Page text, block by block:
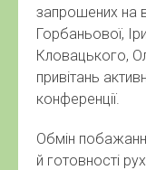
запрошених на
Горбаньової,
Кловацького,
привітань
конференції.
Обмін
й готовності